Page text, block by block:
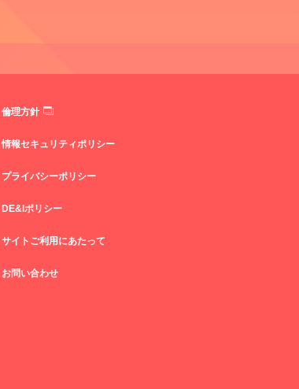
倫理方針
情報セキュリティポリシー
プライバシーポリシー
DE&Iポリシー
サイトご利用にあたって
お問い合わせ